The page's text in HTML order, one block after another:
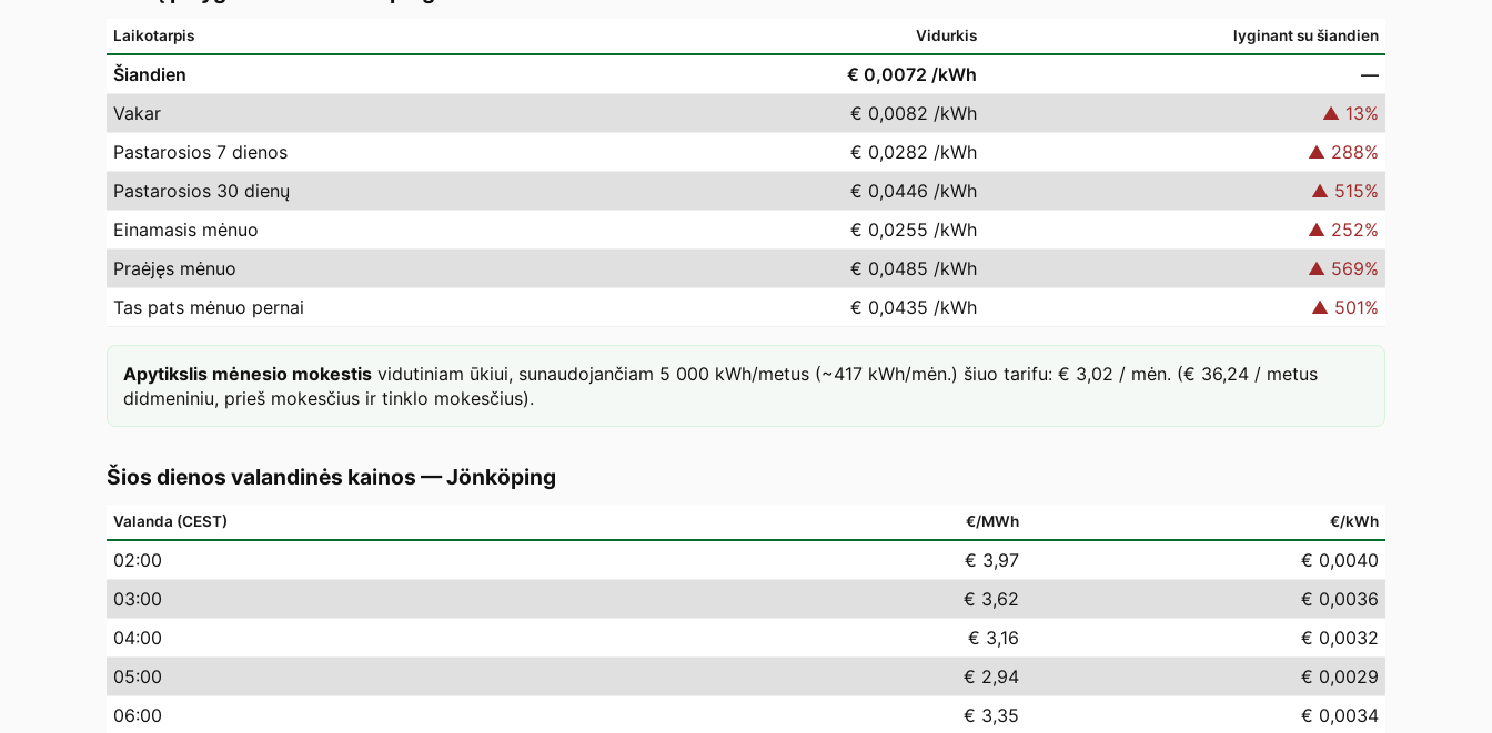
Laikotarpis Vidurkis lyginant su šiandien
Šiandien € 0,0072 /kWh
—
Vakar
€ 0,0082 /kWh ▲ 13%
Pastarosios 7 dienos
€ 0,0282 /kWh ▲ 288%
Pastarosios 30 dienų
€ 0,0446 /kWh ▲ 515%
Einamasis mėnuo
€ 0,0255 /kWh ▲ 252%
Praėjęs mėnuo
€ 0,0485 /kWh ▲ 569%
Tas pats mėnuo pernai
€ 0,0435 /kWh ▲ 501%
Apytikslis mėnesio mokestis vidutiniam ūkiui, sunaudojančiam 5 000 kWh/metus (~417 kWh/mėn.) šiuo tarifu: € 3,02 / mėn. (€ 36,24 / metus
didmeniniu, prieš mokesčius ir tinklo mokesčius).
Šios dienos valandinės kainos —Jönköping
Valanda (CEST) €/MWh €/kWh
02:00 € 3,97
€ 0,0040
03:00 € 3,62
€ 0,0036
04:00 € 3,16
€ 0,0032
05:00 € 2,94
€ 0,0029
06:00 € 3,35
€ 0,0034